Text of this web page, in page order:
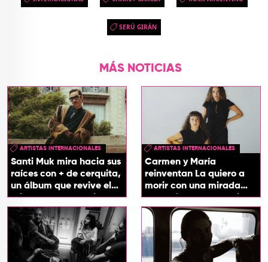
SERÚ GIRÁN
MÁS NOTICIAS
ARTISTAS INTERNACIONALES
Santi Muk mira hacia sus
raíces con + de cerquita,
un álbum que revive el
origen de sus canciones
ARTISTAS INTERNACIONALES
Carmen y María
reinventan La quiero a
morir con una mirada
entre el flamenco y el
soul